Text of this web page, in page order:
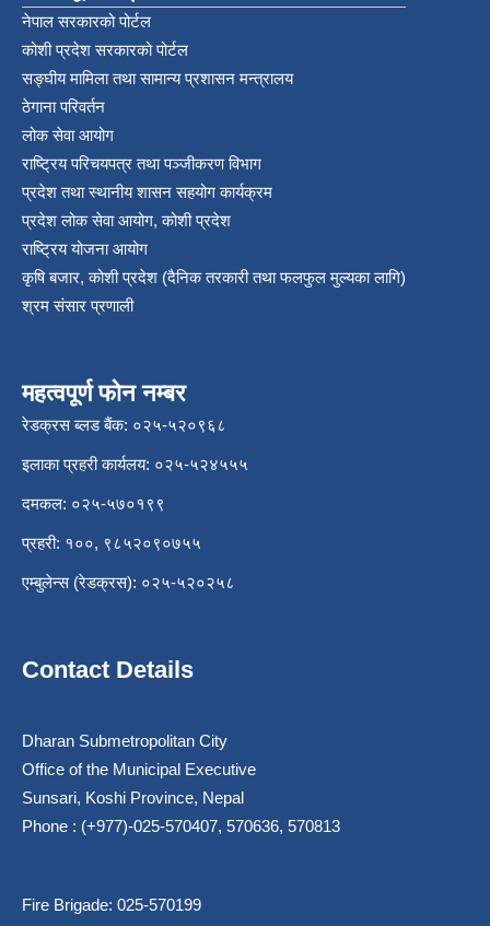
नेपाल सरकारको पोर्टल
कोशी प्रदेश सरकारको पोर्टल
सङ्‍घीय मामिला तथा सामान्य प्रशासन मन्त्रालय
ठेगाना परिवर्तन
लोक सेवा आयोग
राष्ट्रिय परिचयपत्र तथा पञ्‍जीकरण विभाग
प्रदेश तथा स्थानीय शासन सहयोग कार्यक्रम
प्रदेश लोक सेवा आयोग, कोशी प्रदेश
राष्ट्रिय योजना आयोग
कृषि बजार, कोशी प्रदेश (दैनिक तरकारी तथा फलफुल मुल्यका लागि)
श्रम संसार प्रणाली
महत्वपूर्ण फोन नम्बर
रेडक्रस ब्लड बैंक: ०२५-५२०९६८
इलाका प्रहरी कार्यलय: ०२५-५२४५५५
दमकल: ०२५-५७०१९९
प्रहरी: १००, ९८५२०९०७५५
एम्बुलेन्स (रेडक्रस): ०२५-५२०२५८
Contact Details
Dharan Submetropolitan City
Office of the Municipal Executive
Sunsari, Koshi Province, Nepal
Phone : (+977)-025-570407, 570636, 570813
Fire Brigade: 025-570199